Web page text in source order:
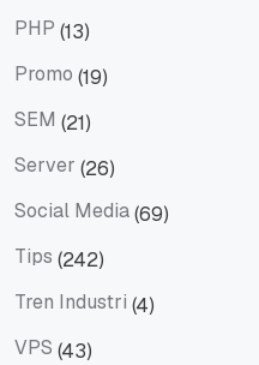
PHP (13)
Promo (19)
SEM (21)
Server (26)
Social Media(69)
Tips (242)
Tren Industri (4)
VPS (43)